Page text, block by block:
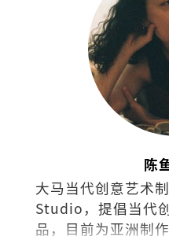
陈
大马当代创意艺术
Studio，提倡当代
品，目前为亚洲制